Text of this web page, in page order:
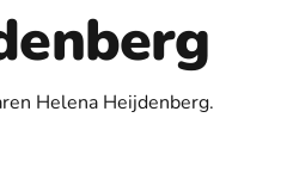
Helena Heijdenberg.